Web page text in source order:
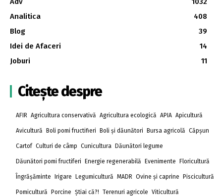
Analitica
408
Blog
39
Idei de Afaceri
14
Joburi
11
Citește despre
AFIR Agricultura conservativă Agricultura ecologică APIA Apicultură
Avicultură Boli pomi fructifieri Boli și dăunători Bursa agricolă Căpșun
Cartof Culturi de câmp Cunicultura Dăunători legume
Dăunători pomi fructiferi Energie regenerabilă Evenimente Floricultură
Îngrășăminte Irigare Legumicultură MADR Ovine și caprine Piscicultură
Pomicultură Porcine Știai că?! Terenuri agricole Viticultură